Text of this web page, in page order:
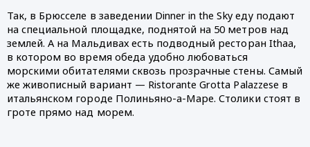
Так, в Брюсселе в заведении Dinner in the Sky еду подают
на специальной площадке, поднятой на 50 метров над
землей. А на Мальдивах есть подводный ресторан Ithaa,
в котором во время обеда удобно любоваться
морскими обитателями сквозь прозрачные стены. Самый
же живописный вариант — Ristorante Grotta Palazzese в
итальянском городе Полиньяно-а-Маре. Столики стоят в
гроте прямо над морем.